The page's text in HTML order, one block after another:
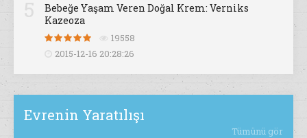
Bebeğe Yaşam Veren Doğal Krem: Verniks
Kazeoza
19558
2015-12-16 20:28:26
Evrenin Yaratılışı
Tümünü gör